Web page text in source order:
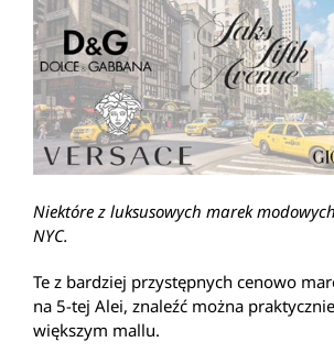
Niektóre z luksusowych marek
NYC.
Te z bardziej przystępnych cenowo
na 5-tej Alei, znaleźć można
większym mallu.